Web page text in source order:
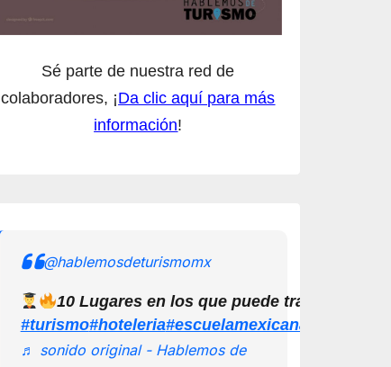
Sé parte de nuestra red de
colaboradores, ¡Da clic aquí para más
información!
@hablemosdeturismomx
10 Lugares en los que puede trabajar un
#turismo#hoteleria#escuelamexicanadeturismo
♬ sonido original - Hablemos de